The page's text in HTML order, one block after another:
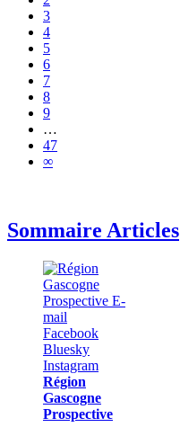
3
4
5
6
7
8
9
…
47
∞
Sommaire Articles
Région
Gascogne
Prospective